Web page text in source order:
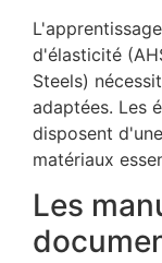
d'élasticité
Steels)
adaptées. Les
disposent
matériaux
Les